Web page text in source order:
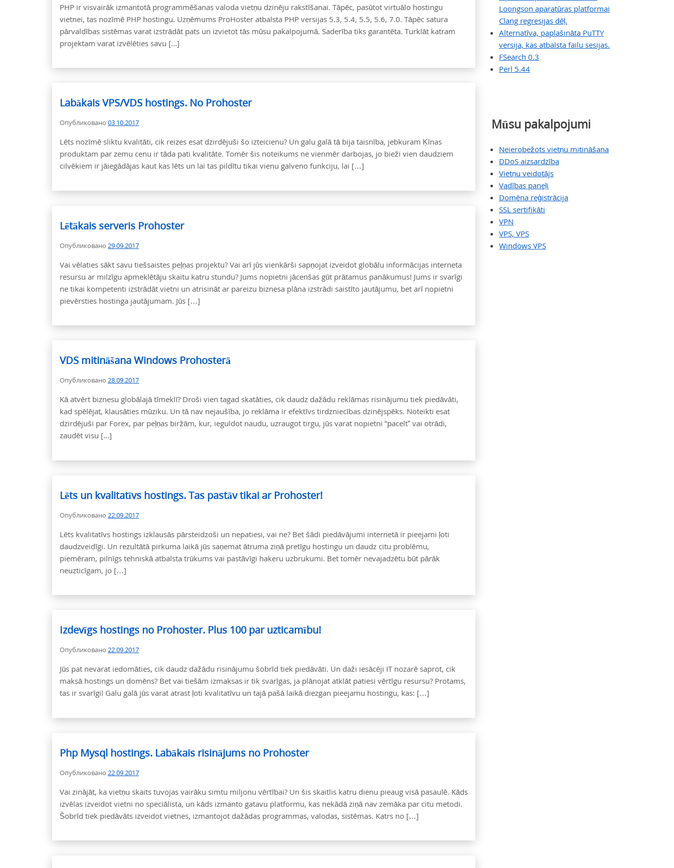
Loongson aparatūras platformai
Clang regresijas dēļ.
Alternatīva, paplašināta PuTTY
versija, kas atbalsta failu sesijas.
FSearch 0.3
Perl 5.44
Mūsu pakalpojumi
Neierobežots vietņu mitināšana
DDoS aizsardzība
Vietņu veidotājs
Vadības paneļi
Domēna reģistrācija
SSL sertifikāti
VPN
VPS, VPS
Windows VPS
PHP ir visvairāk izmantotā programmēšanas valoda vietņu dzinēju rakstīšanai. Tāpēc, pasūtot virtuālo hostingu
vietnei, tas nozīmē PHP hostingu. Uzņēmums ProHoster atbalsta PHP versijas 5.3, 5.4, 5.5, 5.6, 7.0. Tāpēc satura
pārvaldības sistēmas varat izstrādāt pats un izvietot tās mūsu pakalpojumā. Saderība tiks garantēta. Turklāt katram
projektam varat izvēlēties savu [...]
Labākais VPS/VDS hostings. No Prohoster
Опубликовано 03.10.2017
Lēts nozīmē sliktu kvalitāti, cik reizes esat dzirdējuši šo izteicienu? Un galu galā tā bija taisnība, jebkuram Ķīnas
produktam par zemu cenu ir tāda pati kvalitāte. Tomēr šis noteikums ne vienmēr darbojas, jo bieži vien daudziem
cilvēkiem ir jāiegādājas kaut kas lēts un lai tas pildītu tikai vienu galveno funkciju, lai […]
Lētākais serveris Prohoster
Опубликовано 29.09.2017
Vai vēlaties sākt savu tiešsaistes peļņas projektu? Vai arī jūs vienkārši sapņojat izveidot globālu informācijas interneta
resursu ar milzīgu apmeklētāju skaitu katru stundu? Jums nopietni jācenšas gūt prātamus panākumus! Jums ir svarīgi
ne tikai kompetenti izstrādāt vietni un atrisināt ar pareizu biznesa plāna izstrādi saistīto jautājumu, bet arī nopietni
pievērsties hostinga jautājumam. Jūs […]
VDS mitināšana Windows Prohosterā
Опубликовано 28.09.2017
Kā atvērt biznesu globālajā tīmeklī? Droši vien tagad skatāties, cik daudz dažādu reklāmas risinājumu tiek piedāvāti,
kad spēlējat, klausāties mūziku. Un tā nav nejaušība, jo reklāma ir efektīvs tirdzniecības dzinējspēks. Noteikti esat
dzirdējuši par Forex, par peļņas biržām, kur, ieguldot naudu, uzraugot tirgu, jūs varat nopietni “pacelt” vai otrādi,
zaudēt visu [...]
Lēts un kvalitatīvs hostings. Tas pastāv tikai ar Prohoster!
Опубликовано 22.09.2017
Lēts kvalitatīvs hostings izklausās pārsteidzoši un nepatiesi, vai ne? Bet šādi piedāvājumi internetā ir pieejami ļoti
daudzveidīgi. Un rezultātā pirkuma laikā jūs saņemat ātruma ziņā pretīgu hostingu un daudz citu problēmu,
piemēram, pilnīgs tehniskā atbalsta trūkums vai pastāvīgi hakeru uzbrukumi. Bet tomēr nevajadzētu būt pārāk
neuzticīgam, jo ​​[…]
Izdevīgs hostings no Prohoster. Plus 100 par uzticamību!
Опубликовано 22.09.2017
Jūs pat nevarat iedomāties, cik daudz dažādu risinājumu šobrīd tiek piedāvāti. Un daži iesācēji IT nozarē saprot, cik
maksā hostings un domēns? Bet vai tiešām izmaksas ir tik svarīgas, ja plānojat atklāt patiesi vērtīgu resursu? Protams,
tas ir svarīgi! Galu galā jūs varat atrast ļoti kvalitatīvu un tajā pašā laikā diezgan pieejamu hostingu, kas: […]
Php Mysql hostings. Labākais risinājums no Prohoster
Опубликовано 22.09.2017
Vai zinājāt, ka vietņu skaits tuvojas vairāku simtu miljonu vērtībai? Un šis skaitlis katru dienu pieaug visā pasaulē. Kāds
izvēlas izveidot vietni no speciālista, un kāds izmanto gatavu platformu, kas nekādā ziņā nav zemāka par citu metodi.
Šobrīd tiek piedāvāts izveidot vietnes, izmantojot dažādas programmas, valodas, sistēmas. Katrs no […]